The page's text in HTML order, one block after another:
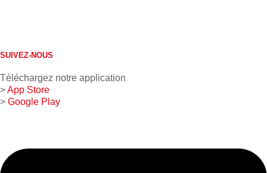
SUIVEZ-NOUS
Téléchargez notre application
>App Store
> Google Play